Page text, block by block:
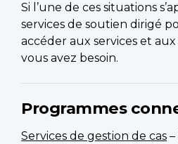
Si l’une de ces situations
services de soutien dirigé
accéder aux services et
vous avez besoin.
Programmes
Services de gestion de cas